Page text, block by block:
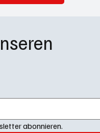
abonnieren.